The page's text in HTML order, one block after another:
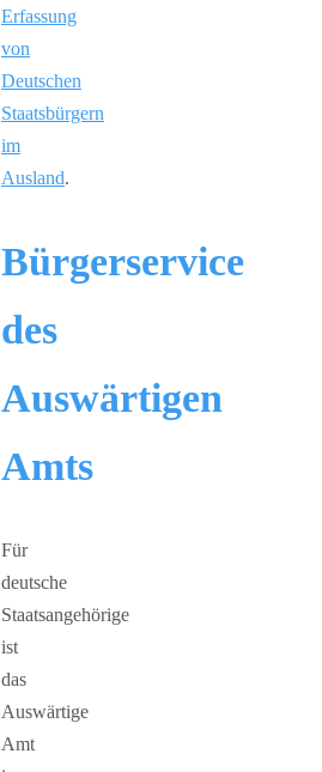
Erfassung
von
Deutschen
Staatsbürgern
im
Ausland.
Bürgerservice
des
Auswärtigen
Amts
Für
deutsche
Staatsangehörige
ist
das
Auswärtige
Amt